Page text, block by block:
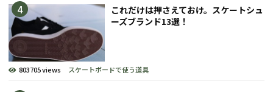
これだけは押さえておけ。スケートシュ
ーズブランド13選！
803705 views スケートボードで使う道具